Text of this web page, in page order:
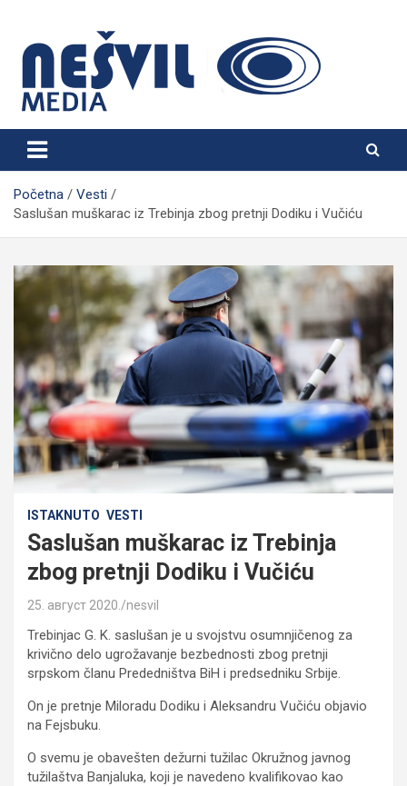
content
Nešvil Media Bogatić
Početna
Vesti
Saslušan muškarac iz Trebinja zbog pretnji Dodiku i Vučiću
ISTAKNUTO VESTI
Saslušan muškarac iz Trebinja
zbog pretnji Dodiku i Vučiću
25. август 2020. nesvil
Trebinjac G. K. saslušan je u svojstvu osumnjičenog za
krivično delo ugrožavanje bezbednosti zbog pretnji
srpskom članu Prededništva BiH i predsedniku Srbije.
On je pretnje Miloradu Dodiku i Aleksandru Vučiću objavio
na Fejsbuku.
O svemu je obavešten dežurni tužilac Okružnog javnog
tužilaštva Banjaluka, koji je navedeno kvalifikovao kao